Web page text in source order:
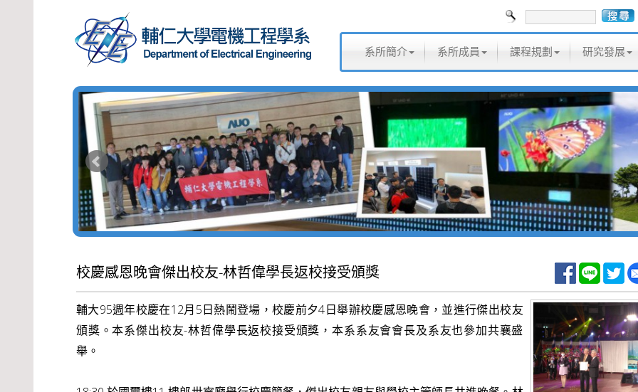
系所簡介 系所成員 課程規劃 研究發展
校慶感恩晚會傑出校友-林哲偉學長返校接受頒獎
輔大95週年校慶在12月5日熱鬧登場，校慶前夕4日舉辦校慶感恩晚會，並進行傑出校友
頒獎。本系傑出校友-林哲偉學長返校接受頒獎，本系系友會會長及系友也參加共襄盛
舉。